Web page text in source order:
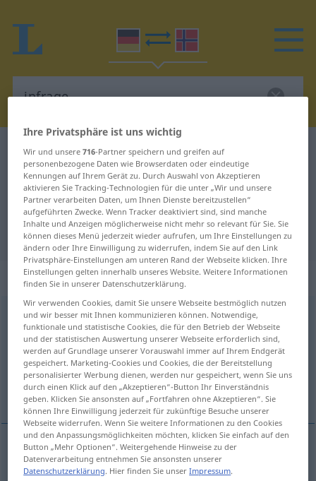
Deutsch-Norwegisch Wörterbuch infrage
Deutsch-Norwegisch Übersetzung
für "infrage"
"infrage" Norwegisch Übersetzung
„infrage“
infrage
Übersicht aller Übersetzungen
(Für mehr Details die Übersetzung anklicken/antippen)
det kommer ikke på tale
Beispiele
das kommt nicht infrage
Ihre Privatsphäre ist uns wichtig
Wir und unsere716-Partner speichern und greifen auf
personenbezogene Daten wie Browserdaten oder eindeutige
Kennungen auf Ihrem Gerät zu. Durch Auswahl von Akzeptieren
aktivieren Sie Tracking-Technologien für die unter „Wir und unsere
Partner verarbeiten Daten, um Ihnen Dienste bereitzustellen“
aufgeführten Zwecke. Wenn Tracker deaktiviert sind, sind manche
Inhalte und Anzeigen möglicherweise nicht mehr so relevant für Sie. Sie
können dieses Menü jederzeit wieder aufrufen, um Ihre Einstellungen zu
ändern oder Ihre Einwilligung zu widerrufen, indem Sie auf den Link
Privatsphäre-Einstellungen am unteren Rand der Webseite klicken. Ihre
Einstellungen gelten innerhalb unseres Website. Weitere Informationen
finden Sie in unserer Datenschutzerklärung.
Wir verwenden Cookies, damit Sie unsere Webseite bestmöglich nutzen
und wir besser mit Ihnen kommunizieren können. Notwendige,
funktionale und statistische Cookies, die für den Betrieb der Webseite
und der statistischen Auswertung unserer Webseite erforderlich sind,
werden auf Grundlage unserer Vorauswahl immer auf Ihrem Endgerät
gespeichert. Marketing-Cookies und Cookies, die der Bereitstellung
personalisierter Werbung dienen, werden nur gespeichert, wenn Sie uns
durch einen Klick auf den „Akzeptieren“-Button Ihr Einverständnis
geben. Klicken Sie ansonsten auf „Fortfahren ohne Akzeptieren“. Sie
können Ihre Einwilligung jederzeit für zukünftige Besuche unserer
Webseite widerrufen. Wenn Sie weitere Informationen zu den Cookies
und den Anpassungsmöglichkeiten möchten, klicken Sie einfach auf den
Button „Mehr Optionen“. Weitergehende Hinweise zu der
Datenverarbeitung entnehmen Sie ansonsten unserer
Datenschutzerklärung. Hier finden Sie unserImpressum.